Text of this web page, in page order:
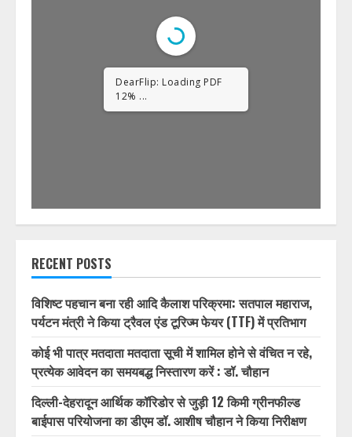
RECENT POSTS
विशिष्ट पहचान बना रही आदि कैलाश परिक्रमा: सतपाल महाराज,
पर्यटन मंत्री ने किया ट्रैवल एंड टूरिज्म फेयर (TTF) में प्रतिभाग